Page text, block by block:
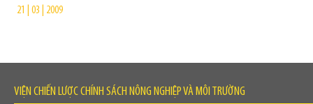
21 | 03 | 2009
VIỆN CHIẾN LƯỢC CHÍNH SÁCH NÔNG NGHIỆP VÀ MÔI TRƯỜNG